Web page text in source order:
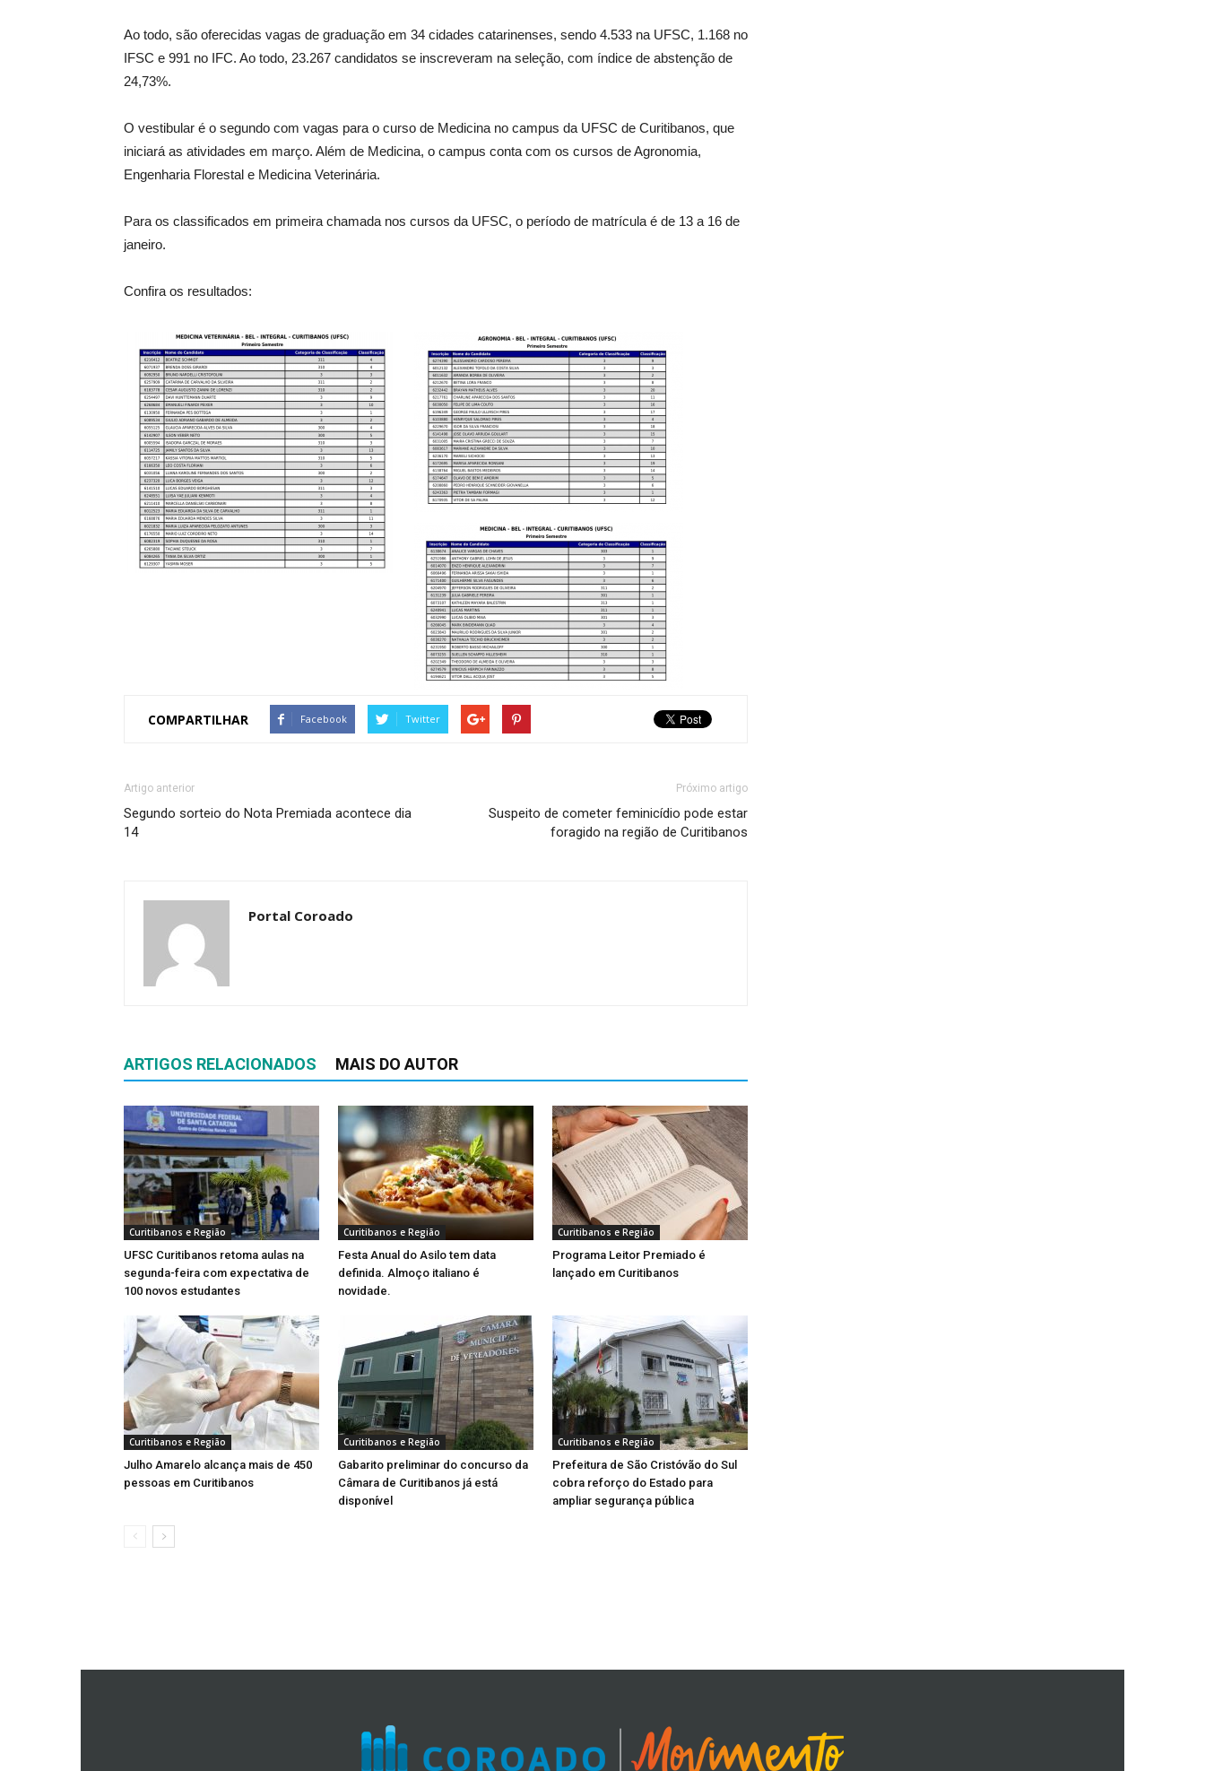
Ao todo, são oferecidas vagas de graduação em 34 cidades catarinenses, sendo 4.533 na UFSC, 1.168 no
IFSC e 991 no IFC. Ao todo, 23.267 candidatos se inscreveram na seleção, com índice de abstenção de
24,73%.
O vestibular é o segundo com vagas para o curso de Medicina no campus da UFSC de Curitibanos, que
iniciará as atividades em março. Além de Medicina, o campus conta com os cursos de Agronomia,
Engenharia Florestal e Medicina Veterinária.
Para os classificados em primeira chamada nos cursos da UFSC, o período de matrícula é de 13 a 16 de
janeiro.
Confira os resultados:
COMPARTILHAR Facebook Twitter
Artigo anterior
Segundo sorteio do Nota Premiada acontece dia
14
Próximo artigo
Suspeito de cometer feminicídio pode estar
foragido na região de Curitibanos
Portal Coroado
ARTIGOS RELACIONADOS MAIS DO AUTOR
Curitibanos e Região
UFSC Curitibanos retoma aulas na
segunda-feira com expectativa de
100 novos estudantes
Curitibanos e Região
Festa Anual do Asilo tem data
definida. Almoço italiano é
novidade.
Curitibanos e Região
Programa Leitor Premiado é
lançado em Curitibanos
Curitibanos e Região
Julho Amarelo alcança mais de 450
pessoas em Curitibanos
Curitibanos e Região
Gabarito preliminar do concurso da
Câmara de Curitibanos já está
disponível
Curitibanos e Região
Prefeitura de São Cristóvão do Sul
cobra reforço do Estado para
ampliar segurança pública